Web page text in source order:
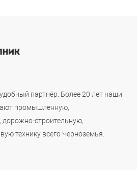
партнёр. Более 20 лет наши
промышленную,
дорожно-строительную,
технику всего Черноземья.